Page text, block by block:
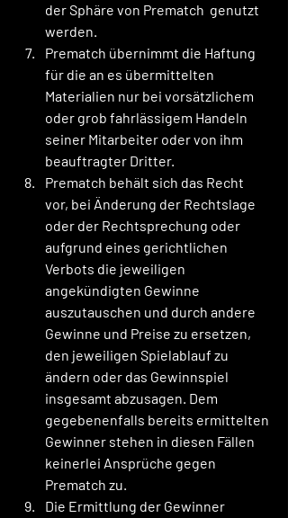
der Sphäre von Prematch  genutzt
werden.
Prematch übernimmt die Haftung
für die an es übermittelten
Materialien nur bei vorsätzlichem
oder grob fahrlässigem Handeln
seiner Mitarbeiter oder von ihm
beauftragter Dritter.
Prematch behält sich das Recht
vor, bei Änderung der Rechtslage
oder der Rechtsprechung oder
aufgrund eines gerichtlichen
Verbots die jeweiligen
angekündigten Gewinne
auszutauschen und durch andere
Gewinne und Preise zu ersetzen,
den jeweiligen Spielablauf zu
ändern oder das Gewinnspiel
insgesamt abzusagen. Dem
gegebenenfalls bereits ermittelten
Gewinner stehen in diesen Fällen
keinerlei Ansprüche gegen
Prematch zu.
Die Ermittlung der Gewinner